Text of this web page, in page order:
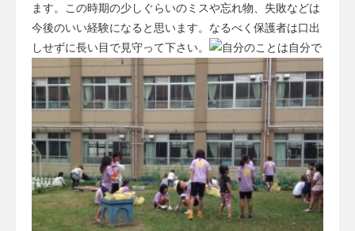
ます。この時期の少しぐらいのミスや忘れ物、失敗などは
今後のいい経験になると思います。なるべく保護者は口出
しせずに長い目で見守って下さい。